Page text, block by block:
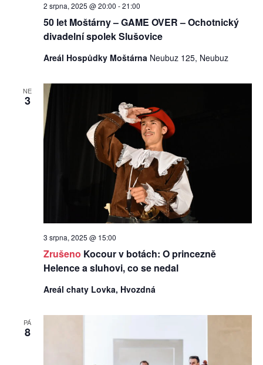
50 let Moštárny – GAME OVER – Ochotnický
divadelní spolek Slušovice
2 srpna, 2025 @ 20:00 -21:00
Areál Hospůdky Moštárna Neubuz 125, Neubuz
NE
3
Zrušeno Kocour v botách: O princezně
Helence a sluhovi, co se nedal
3 srpna, 2025 @ 15:00
Areál chaty Lovka, Hvozdná
PÁ
8